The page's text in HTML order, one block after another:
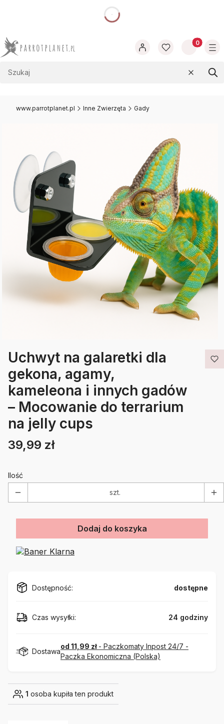
Produkty
Wyczyść
www.parrotplanet.pl Inne Zwierzęta Gady
Uchwyt na galaretki dla
gekona, agamy,
kameleona i innych gadów
– Mocowanie do terrarium
na jelly cups
Etykiety
Cena
39,99 zł
Ilość
szt.
Dodaj do koszyka
Dostępność: dostępne
Czas wysyłki: 24 godziny
Dostawa
od 11,99 zł - Paczkomaty Inpost 24/7 -
Paczka Ekonomiczna (Polska)
1 osoba kupiła ten produkt